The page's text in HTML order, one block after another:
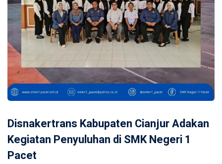
Disnakertrans Kabupaten Cianjur Adakan
Kegiatan Penyuluhan di SMK Negeri 1
Pacet